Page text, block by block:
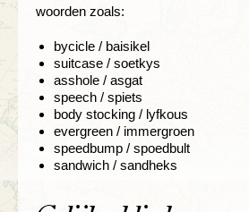
woorden zoals:
bycicle / baisikel
suitcase / soetkys
asshole / asgat
speech / spiets
body stocking / lyfkous
evergreen / immergroen
speedbump / spoedbult
sandwich / sandheks